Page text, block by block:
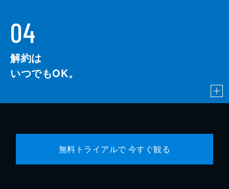
04
解約は
いつでもOK。
無料トライアルで 今すぐ観る